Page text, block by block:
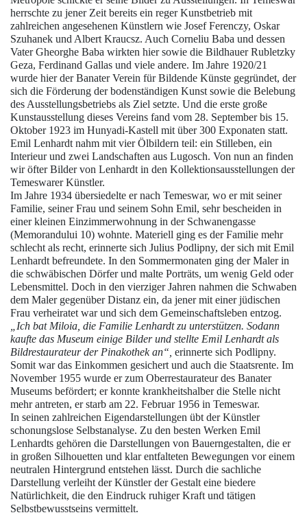
herrschte zu jener Zeit bereits ein reger Kunstbetrieb mit
zahlreichen angesehenen Künstlern wie Josef Ferenczy, Oskar
Szuhanek und Albert Kraucsz. Auch Corneliu Baba und dessen
Vater Gheorghe Baba wirkten hier sowie die Bildhauer Rubletzky
Geza, Ferdinand Gallas und viele andere. Im Jahre 1920/21
wurde hier der Banater Verein für Bildende Künste gegründet, der
sich die Förderung der bodenständigen Kunst sowie die Belebung
des Ausstellungsbetriebs als Ziel setzte. Und die erste große
Kunstausstellung dieses Vereins fand vom 28. September bis 15.
Oktober 1923 im Hunyadi-Kastell mit über 300 Exponaten statt.
Emil Lenhardt nahm mit vier Ölbildern teil: ein Stilleben, ein
Interieur und zwei Landschaften aus Lugosch. Von nun an finden
wir öfter Bilder von Lenhardt in den Kollektionsausstellungen der
TemeswarerKünstler.
Im Jahre 1934 übersiedelte er nach Temeswar, wo er mit seiner
Familie, seiner Frau und seinem Sohn Emil, sehr bescheiden in
einer kleinen Einzimmerwohnung in der Schwanengasse
(Memorandului 10) wohnte. Materiell ging es der Familie mehr
schlecht als recht, erinnerte sich Julius Podlipny, der sich mit Emil
Lenhardt befreundete. In den Sommermonaten ging der Maler in
die schwäbischen Dörfer und malte Porträts, um wenig Geld oder
Lebensmittel. Doch in den vierziger Jahren nahmen die Schwaben
dem Maler gegenüber Distanz ein, da jener mit einer jüdischen
Frau verheiratet war und sich dem Gemeinschaftsleben entzog.
„Ich bat Miloia, die Familie Lenhardtzu unterstützen. Sodann
kaufte das Museum einige Bilder und stellte Emil Lenhardtals
Bildrestaurateur der Pinakothek an“, erinnerte sich Podlipny.
Somit war das Einkommen gesichert und auch die Staatsrente. Im
November 1955 wurde er zum Oberrestaurateur des Banater
Museums befördert; er konnte krankheitshalber die Stelle nicht
mehr antreten, er starb am 22. Februar 1956 in Temeswar.
In seinen zahlreichen Eigendarstellungen übt der Künstler
schonungslose Selbstanalyse. Zu den besten Werken Emil
Lenhardts gehören die Darstellungen von Bauerngestalten, die er
in großen Silhouetten und klar entfalteten Bewegungen vor einem
neutralen Hintergrund entstehen lässt. Durch die sachliche
Darstellung verleiht der Künstler der Gestalt eine biedere
Natürlichkeit, die den Eindruck ruhiger Kraft und tätigen
Selbstbewusstseins vermittelt.